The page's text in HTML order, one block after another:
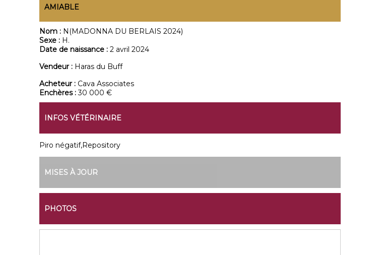
AMIABLE
Nom : N(MADONNA DU BERLAIS 2024)
Sexe : H.
Date de naissance : 2 avril 2024
Vendeur : Haras du Buff
Acheteur : Cava Associates
Enchères :30 000 €
INFOS VÉTÉRINAIRE
Piro négatif,Repository
MISES À JOUR
PHOTOS